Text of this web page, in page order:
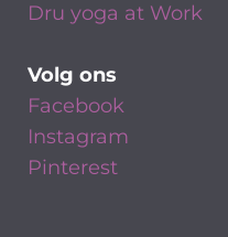
Dru yoga at Work
Volg ons
Facebook
Instagram
Pinterest